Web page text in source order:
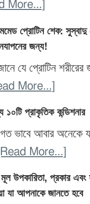
শরীরের
সেরা
খাবার!
টেকসই
যা
সুন্দর
রাখবে
More...]
ডায়েট
এবং
সহজ
প্রস্তুত
করার
১৫টি
প্রোটিন শেক: সুস্বাদু
জন্য!
যে প্রোটিন শরীরের
More...]
সেরা
হোমমেড
প্রোটিন
শেক:
সুস্বাদু
প্রাকৃতিক কন্ডিশনার
ভাবে আবার অনেকে
[Read More...]
মূল উপকারিতা, প্রকার এবং
যা আপনাকে জানতে হবে